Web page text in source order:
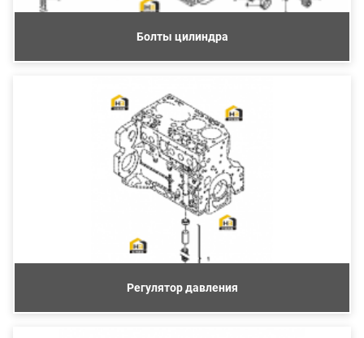
Болты цилиндра
Регулятор давления